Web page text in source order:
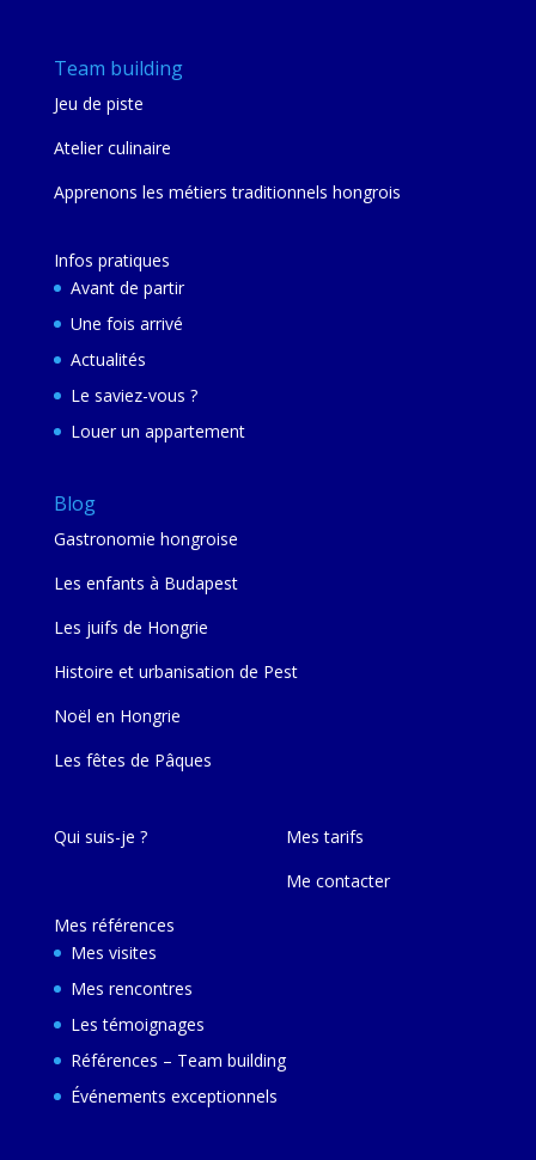
Team building
Jeu de piste
Atelier culinaire
Apprenons les métiers traditionnels hongrois
Infos pratiques
Avant de partir
Une fois arrivé
Actualités
Le saviez-vous ?
Louer un appartement
Blog
Gastronomie hongroise
Les enfants à Budapest
Les juifs de Hongrie
Histoire et urbanisation de Pest
Noël en Hongrie
Les fêtes de Pâques
Qui suis-je ?
Mes références
Mes visites
Mes rencontres
Les témoignages
Références – Team building
Événements exceptionnels
Mes tarifs
Me contacter